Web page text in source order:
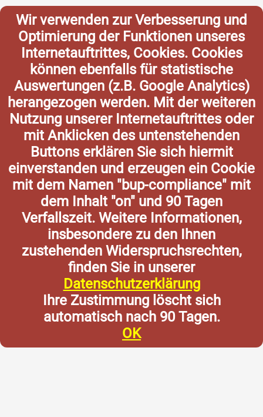
Wir verwenden zur Verbesserung und
Optimierung der Funktionen unseres
Internetauftrittes, Cookies. Cookies
können ebenfalls für statistische
Auswertungen (z.B. Google Analytics)
herangezogen werden. Mit der weiteren
Nutzung unserer Internetauftrittes oder
mit Anklicken des untenstehenden
Buttons erklären Sie sich hiermit
einverstanden und erzeugen ein Cookie
mit dem Namen "bup-compliance" mit
dem Inhalt "on" und 90 Tagen
Verfallszeit. Weitere Informationen,
insbesondere zu den Ihnen
zustehenden Widerspruchsrechten,
finden Sie in unserer
Datenschutzerklärung
Ihre Zustimmung löscht sich
automatisch nach 90 Tagen.
OK